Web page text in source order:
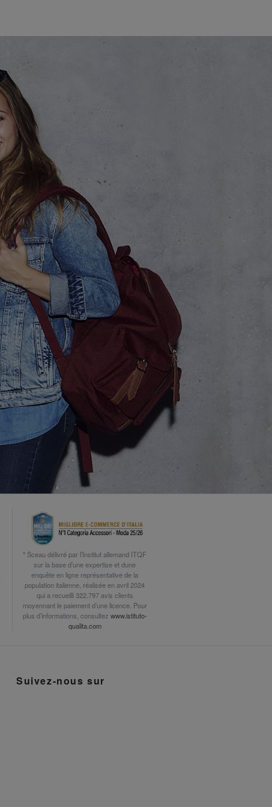
* Sceau délivré par l’Institut allemand ITQF
sur la base d’une expertise et dune
enquête en ligne représentative de la
population italienne, réalisée en avril 2024
qui a recueilli 322.797 avis clients
moyennant le paiement d’une licence. Pour
plus d’informations, consultez www.istituto-
qualita.com
Suivez-nous sur